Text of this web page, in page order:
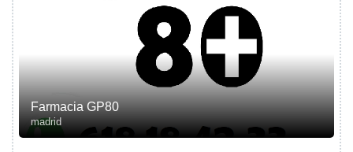
Farmacia GP80
madrid